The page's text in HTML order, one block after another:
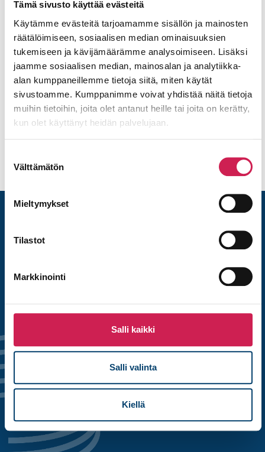
Tämä sivusto käyttää evästeitä
Käytämme evästeitä tarjoamamme sisällön ja mainosten
räätälöimiseen, sosiaalisen median ominaisuuksien
tukemiseen ja kävijämäärämme analysoimiseen. Lisäksi
jaamme sosiaalisen median, mainosalan ja analytiikka-
alan kumppaneillemme tietoja siitä, miten käytät
sivustoamme. Kumppanimme voivat yhdistää näitä tietoja
muihin tietoihin, joita olet antanut heille tai joita on kerätty,
kun olet käyttänyt heidän palvelujaan.
valinta
Välttämätön
Mieltymykset
Tilastot
Markkinointi
Salli kaikki
Salli valinta
Kiellä
sattuessa, ja joka opastaa
ihmisiä poistumaan
turvallisesti.
Jan Meszka
Ylitarkastaja, Tukes
Alta voit ladata esitteen ja lukea lisää